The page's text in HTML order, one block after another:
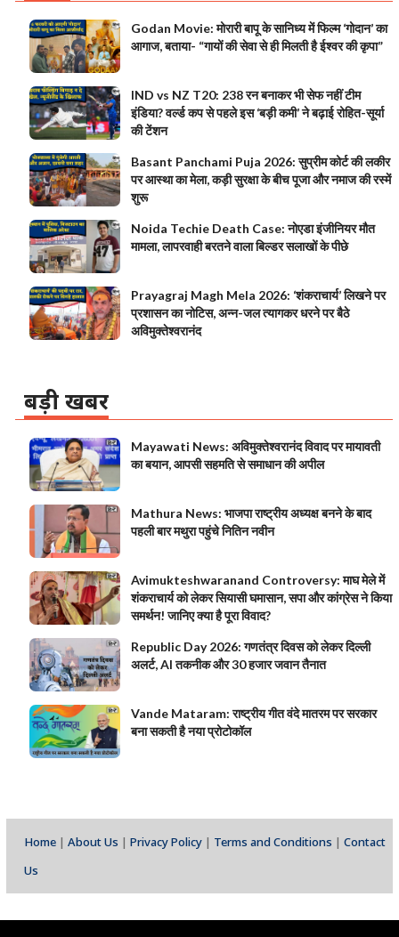
Godan Movie: मोरारी बापू के सानिध्य में फिल्म ‘गोदान’ का
आगाज, बताया- “गायों की सेवा से ही मिलती है ईश्वर की कृपा”
IND vs NZ T20: 238 रन बनाकर भी सेफ नहीं टीम
इंडिया? वर्ल्ड कप से पहले इस ‘बड़ी कमी’ ने बढ़ाई रोहित-सूर्या
की टेंशन
Basant Panchami Puja 2026: सुप्रीम कोर्ट की लकीर
पर आस्था का मेला, कड़ी सुरक्षा के बीच पूजा और नमाज की रस्में
शुरू
Noida Techie Death Case: नोएडा इंजीनियर मौत
मामला, लापरवाही बरतने वाला बिल्डर सलाखों के पीछे
Prayagraj Magh Mela 2026: ‘शंकराचार्य’ लिखने पर
प्रशासन का नोटिस, अन्न-जल त्यागकर धरने पर बैठे
अविमुक्तेश्वरानंद
बड़ी खबर
Mayawati News: अविमुक्तेश्वरानंद विवाद पर मायावती
का बयान, आपसी सहमति से समाधान की अपील
Mathura News: भाजपा राष्ट्रीय अध्यक्ष बनने के बाद
पहली बार मथुरा पहुंचे नितिन नवीन
Avimukteshwaranand Controversy: माघ मेले में
शंकराचार्य को लेकर सियासी घमासान, सपा और कांग्रेस ने किया
समर्थन! जानिए क्या है पूरा विवाद?
Republic Day 2026: गणतंत्र दिवस को लेकर दिल्ली
अलर्ट, AI तकनीक और 30 हजार जवान तैनात
Vande Mataram: राष्ट्रीय गीत वंदे मातरम पर सरकार
बना सकती है नया प्रोटोकॉल
Home| About Us | Privacy Policy| Terms and Conditions | Contact
Us